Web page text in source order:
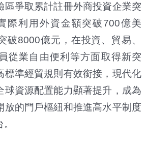
區爭取累計註冊外商投資企業突
際利用外資金額突破700億美
破8000億元，在投資、貿易、
從業自由便利等方面取得新突
標準經貿規則有效銜接，現代化
球資源配置能力顯著提升，成為
放的門戶樞紐和推進高水平制度